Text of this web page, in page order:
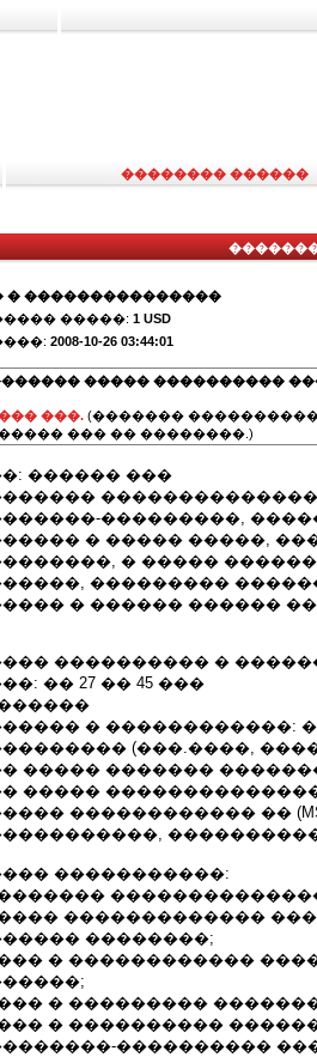
�������� ������
� ���������������
�����: 1 USD
2008-10-26 03:44:01
����� ����������
���. (�������
��� �� ��������.)
������ ���
���������,
� ����� �����,
� �����
���������
� ������ ������
���������� �
�� 27 �� 45 ���
� ������������:
(���.����,
����� �������
�����
������������ �� (MS
�����������:
�������������
��������;
� ������������
� ���������
� ����������
����������